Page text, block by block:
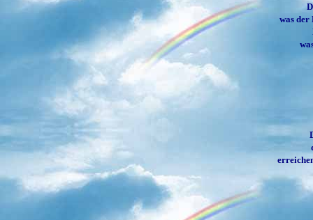
was der